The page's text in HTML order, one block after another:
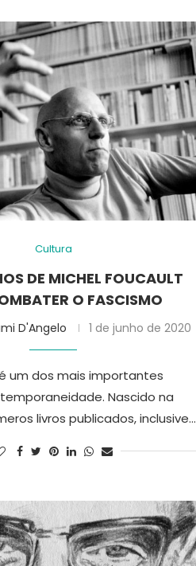
Cultura
DE MICHEL FOUCAULT
O FASCISMO
D'Angelo 1 de junho de 2020
um dos mais importantes
Nascido na
livros publicados, inclusive…